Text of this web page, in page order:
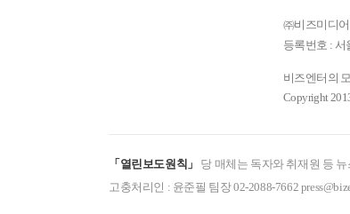
㈜비즈미디어
등록번호 : 서
비즈엔터의
Copyright
「열린보도원칙」
당 매체는 독자와 취재원 등
고충처리인 : 윤준필 팀장 02-2088-7662